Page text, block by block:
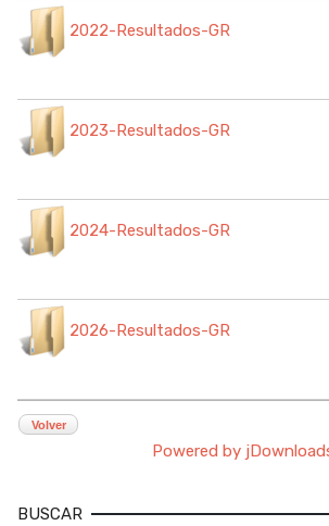
2022-Resultados-GR
2023-Resultados-GR
2024-Resultados-GR
2026-Resultados-GR
Volver
Powered by
BUSCAR